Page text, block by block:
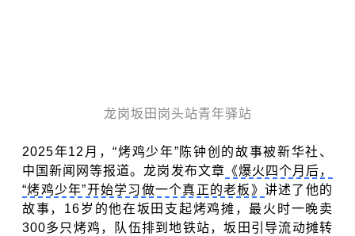
龙岗坂田岗头站青年驿站
2025年12月，“烤鸡少年”陈钟创的故事被新华社、
中国新闻网等报道。龙岗发布文章 《爆火四个月后，
“烤鸡少年”开始学习做一个真正的老板》 讲述了他的
故事，16岁的他在坂田支起烤鸡摊，最火时一晚卖
300多只烤鸡，队伍排到地铁站，坂田引导流动摊转